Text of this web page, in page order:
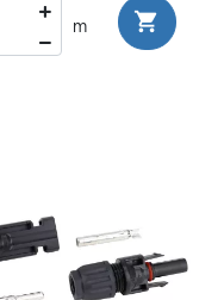
m shopping_cart